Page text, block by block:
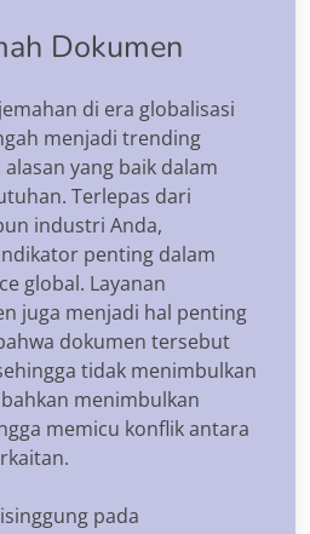
Dokumen
di era globalisasi
menjadi trending
yang baik dalam
Terlepas dari
industri Anda,
penting dalam
global. Layanan
juga menjadi hal penting
dokumen tersebut
tidak menimbulkan
menimbulkan
memicu konflik antara
pada